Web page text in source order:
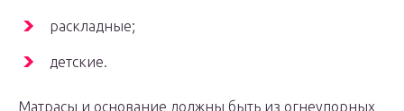
раскладные;
детские.
Матрасы и основание должны быть из огнеупорных